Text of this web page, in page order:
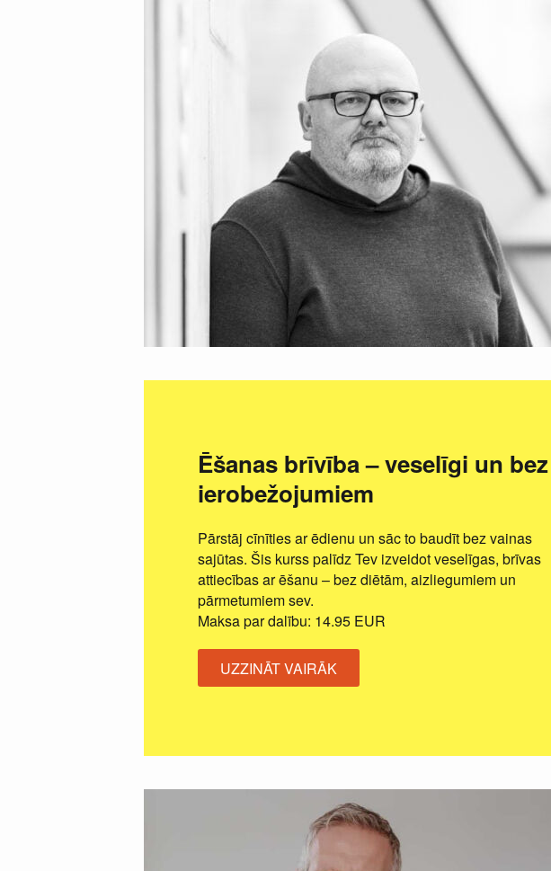
Ēšanas brīvība – veselīgi un bez
ierobežojumiem
Pārstāj cīnīties ar ēdienu un sāc to baudīt bez vainas
sajūtas. Šis kurss palīdz Tev izveidot veselīgas, brīvas
attiecības ar ēšanu – bez diētām, aizliegumiem un
pārmetumiem sev.
Maksa par dalību: 14.95 EUR
UZZINĀT VAIRĀK